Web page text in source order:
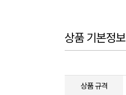
상품 기본정보
상품 규격